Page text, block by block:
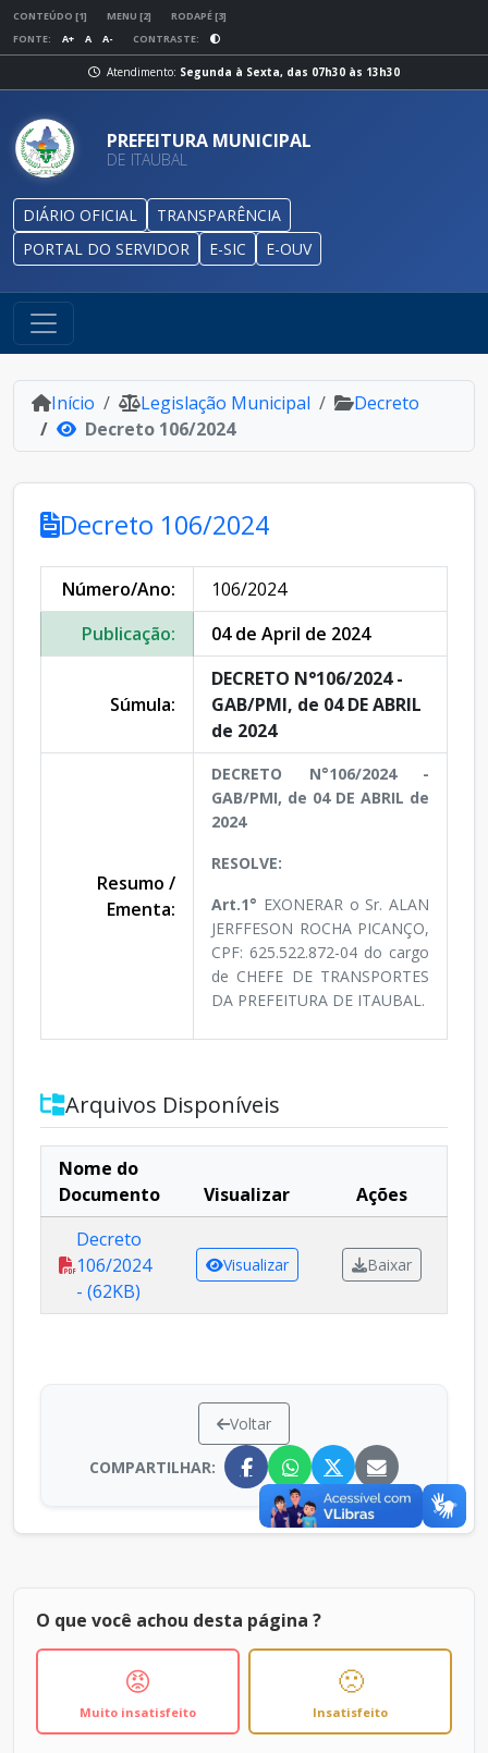
CONTEÚDO [1] MENU [2]
RODAPÉ [3]
FONTE:
A+ A A- CONTRASTE:
Atendimento: Segunda à Sexta, das 07h30 às 13h30
PREFEITURA MUNICIPAL
DE ITAUBAL
DIÁRIO OFICIAL
TRANSPARÊNCIA
PORTAL DO SERVIDOR
E-SIC E-OUV
Início Legislação Municipal
Decreto
Decreto 106/2024
Decreto 106/2024
Número/Ano:
106/2024
Publicação:
04 de April de 2024
Súmula:
DECRETO N°106/2024 -
GAB/PMI, de 04 DE ABRIL
de 2024
Resumo /
Ementa:
DECRETO N°106/2024 -
GAB/PMI, de 04 DE ABRIL de
2024
RESOLVE:
Art.1° EXONERAR o Sr. ALAN
JERFFESON ROCHA PICANÇO,
CPF: 625.522.872-04 do cargo
de CHEFE DE TRANSPORTES
DA PREFEITURA DE ITAUBAL.
Arquivos Disponíveis
Nome do
Documento
Visualizar
Ações
Decreto
106/2024
- (62KB)
Visualizar Baixar
Voltar
COMPARTILHAR:
O que você achou desta página ?
😡
Muito insatisfeito
🙁
Insatisfeito